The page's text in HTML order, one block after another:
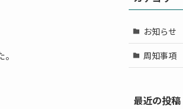
お知らせ
周知事項
最近の投稿